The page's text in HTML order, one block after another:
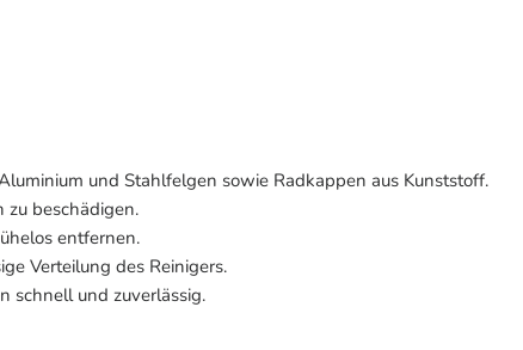
und Stahlfelgen sowie Radkappen aus Kunststoff.
zu beschädigen.
entfernen.
Verteilung des Reinigers.
schnell und zuverlässig.